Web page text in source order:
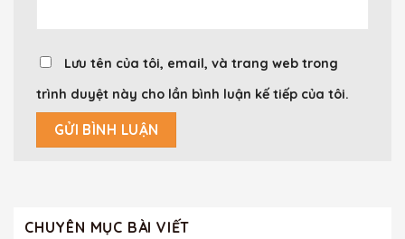
Lưu tên của tôi, email, và trang web trong
trình duyệt này cho lần bình luận kế tiếp của tôi.
CHUYÊN MỤC BÀI VIẾT